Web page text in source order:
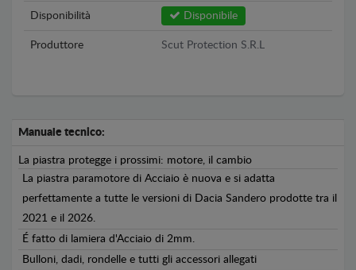
Disponibilità Disponibile
Produttore Scut Protection S.R.L
Manuale tecnico:
La piastra protegge i prossimi: motore, il cambio
La piastra paramotore di Acciaio è nuova e si adatta
perfettamente a tutte le versioni di Dacia Sandero prodotte tra il
2021 e il 2026.
É fatto di lamiera d'Acciaio di 2mm.
Bulloni, dadi, rondelle e tutti gli accessori allegati